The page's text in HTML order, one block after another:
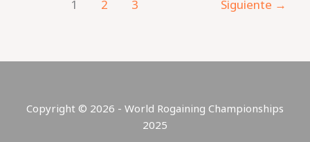
1 2 3 Siguiente →
Copyright © 2026 - World Rogaining Championships
2025